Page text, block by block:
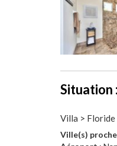
Situation :
Villa > Floride
Ville(s)